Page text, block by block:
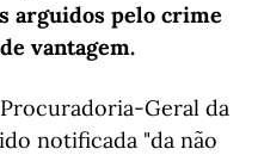
arguidos pelo crime
vantagem.
Geral da
notificada "da não